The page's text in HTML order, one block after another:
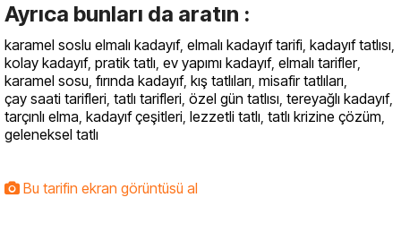
Ayrıca bunları da aratın :
karamel soslu elmalı kadayıf, elmalı kadayıf tarifi, kadayıf tatlısı,
kolay kadayıf, pratik tatlı, ev yapımı kadayıf, elmalı tarifler,
karamel sosu, fırında kadayıf, kış tatlıları, misafir tatlıları,
çay saati tarifleri, tatlı tarifleri, özel gün tatlısı, tereyağlı kadayıf,
tarçınlı elma, kadayıf çeşitleri, lezzetli tatlı, tatlı krizine çözüm,
geleneksel tatlı
Bu tarifin ekran görüntüsü al